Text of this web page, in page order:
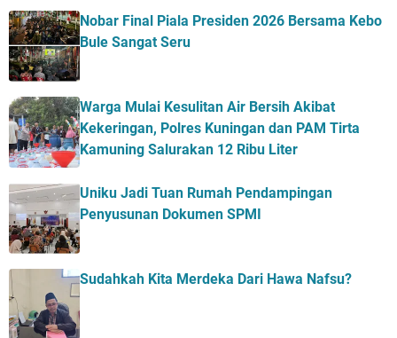
Nobar Final Piala Presiden 2026 Bersama Kebo
Bule Sangat Seru
Warga Mulai Kesulitan Air Bersih Akibat
Kekeringan, Polres Kuningan dan PAM Tirta
Kamuning Salurakan 12 Ribu Liter
Uniku Jadi Tuan Rumah Pendampingan
Penyusunan Dokumen SPMI
Sudahkah Kita Merdeka Dari Hawa Nafsu?